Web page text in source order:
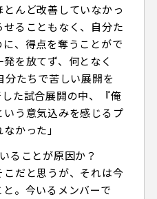
んど改善していなかっ
ることもなく、自分た
、得点を奪うことがで
を放てず、何となく
たちで苦しい展開を
た試合展開の中、『俺
う意気込みを感じるプ
かった」
ることが原因か？
こだと思うが、それは今
。今いるメンバーで